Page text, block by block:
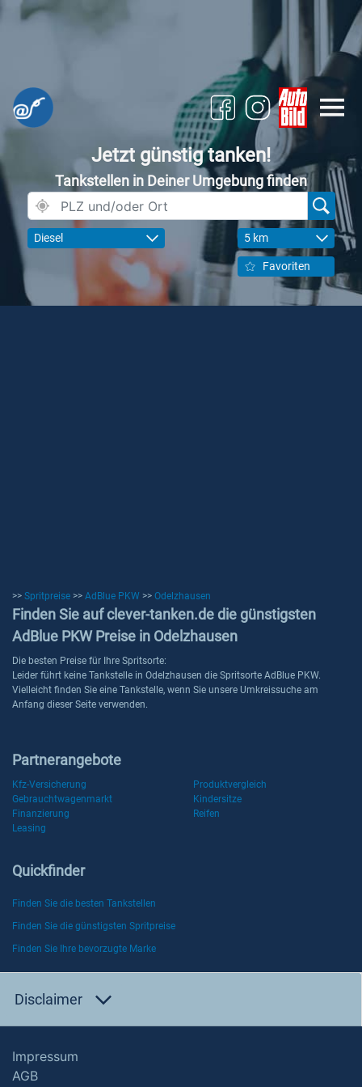
Jetzt günstig tanken!
Tankstellen in Deiner Umgebung finden
Diesel 5 km
Favoriten
>> Spritpreise >> AdBlue PKW >> Odelzhausen
Finden Sie auf clever-tanken.de die günstigsten
AdBlue PKW Preise in Odelzhausen
Die besten Preise für Ihre Spritsorte:
Leider führt keine Tankstelle in Odelzhausen die Spritsorte AdBlue PKW.
Vielleicht finden Sie eine Tankstelle, wenn Sie unsere Umkreissuche am
Anfang dieser Seite verwenden.
Partnerangebote
Kfz-Versicherung
Produktvergleich
Gebrauchtwagenmarkt
Kindersitze
Finanzierung
Reifen
Leasing
Quickfinder
Finden Sie die besten Tankstellen
Finden Sie die günstigsten Spritpreise
Finden Sie Ihre bevorzugte Marke
Disclaimer
Impressum
AGB